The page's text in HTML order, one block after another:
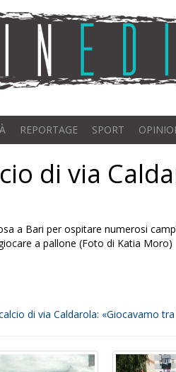
REPORTAGE SPORT
di via
a Bari per ospitare numerosi
a pallone (Foto di Katia Moro)
di via Caldarola: «Giocavamo